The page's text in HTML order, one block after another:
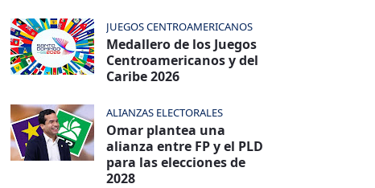
JUEGOS CENTROAMERICANOS
Medallero de los Juegos
Centroamericanos y del
Caribe 2026
ALIANZAS ELECTORALES
Omar plantea una
alianza entre FP y el PLD
para las elecciones de
2028